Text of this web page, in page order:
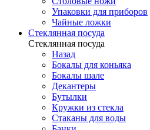
Упаковки для приборов
Чайные ложки
Стеклянная посуда
Стеклянная посуда
Назад
Бокалы для коньяка
Бокалы шале
Декантеры
Бутылки
Кружки из стекла
Стаканы для воды